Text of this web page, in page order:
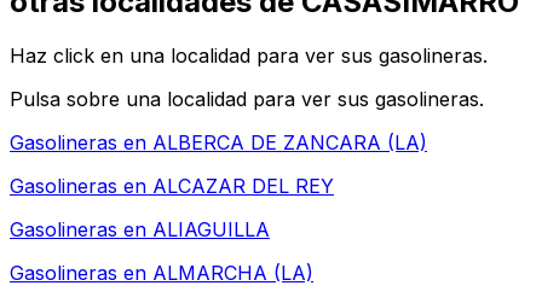
Haz click en una localidad para ver sus gasolineras.
Pulsa sobre una localidad para ver sus gasolineras.
Gasolineras en ALBERCA DE ZANCARA (LA)
Gasolineras en ALCAZAR DEL REY
Gasolineras en ALIAGUILLA
Gasolineras en ALMARCHA (LA)